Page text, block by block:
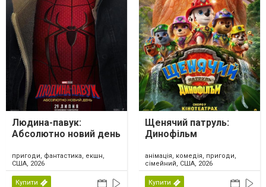
Людина-павук:
Абсолютно новий день
пригоди, фантастика, екшн,
США, 2026
Купити
Щенячий патруль:
Динофільм
анімація, комедія, пригоди,
сімейний, США, 2026
Купити